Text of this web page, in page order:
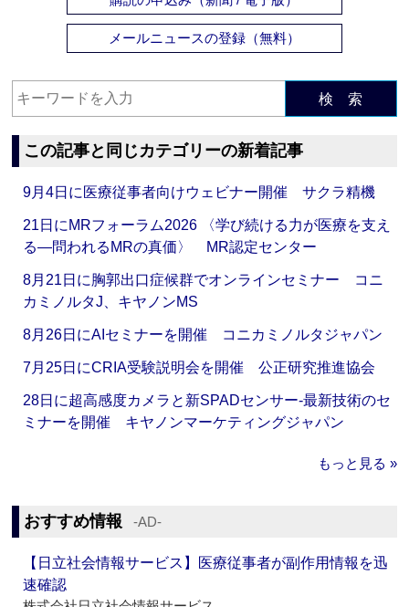
メールニュースの登録（無料）
検 索
この記事と同じカテゴリーの新着記事
9月4日に医療従事者向けウェビナー開催 サクラ精機
21日にMRフォーラム2026 〈学び続ける力が医療を支え
る―問われるMRの真価〉 MR認定センター
8月21日に胸郭出口症候群でオンラインセミナー コニ
カミノルタJ、キヤノンMS
8月26日にAIセミナーを開催 コニカミノルタジャパン
7月25日にCRIA受験説明会を開催 公正研究推進協会
28日に超高感度カメラと新SPADセンサー‐最新技術のセ
ミナーを開催 キヤノンマーケティングジャパン
もっと見る »
おすすめ情報 ‐AD‐
【日立社会情報サービス】医療従事者が副作用情報を迅
速確認